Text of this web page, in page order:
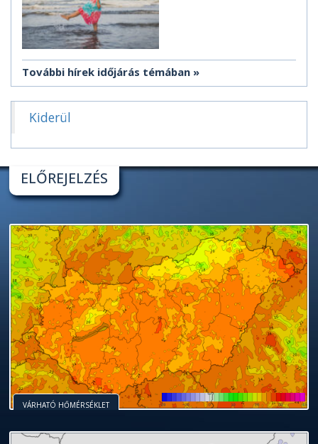
További hírek időjárás témában
Kiderül
ELŐREJELZÉS
VÁRHATÓ HŐMÉRSÉKLET